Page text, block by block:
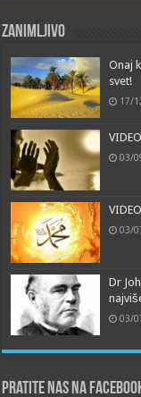
Zanimljivo
Onaj
svet!
17/
03/
03/
Dr
03/
Pratite nas na